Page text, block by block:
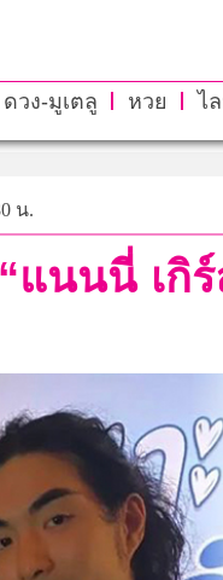
ดวง-มูเตลู หวย ไ
น.
แนนนี่ เกิ